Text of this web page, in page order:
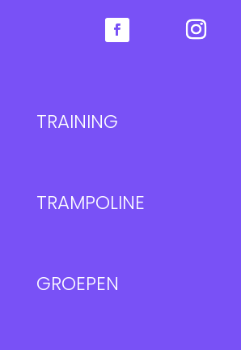
TRAINING
TRAMPOLINE
GROEPEN